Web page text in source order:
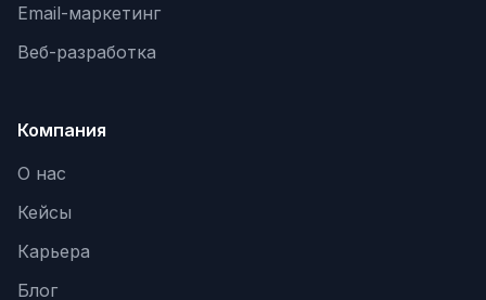
Email-маркетинг
Веб-разработка
Компания
О нас
Кейсы
Карьера
Блог